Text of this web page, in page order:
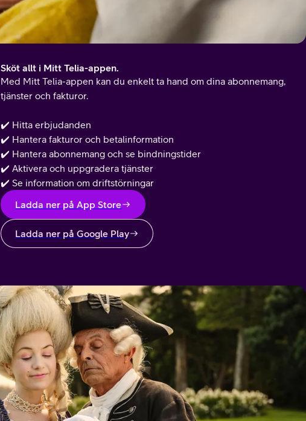
Sköt allt i Mitt Telia-appen.
Med Mitt Telia-appen kan du enkelt ta hand om dina abonnemang,
tjänster och fakturor.
✔️ Hitta erbjudanden
✔️ Hantera fakturor och betalinformation
✔️ Hantera abonnemang och se bindningstider
✔️ Aktivera och uppgradera tjänster
✔️ Se information om driftstörningar
Ladda ner på App Store
Ladda ner på Google Play